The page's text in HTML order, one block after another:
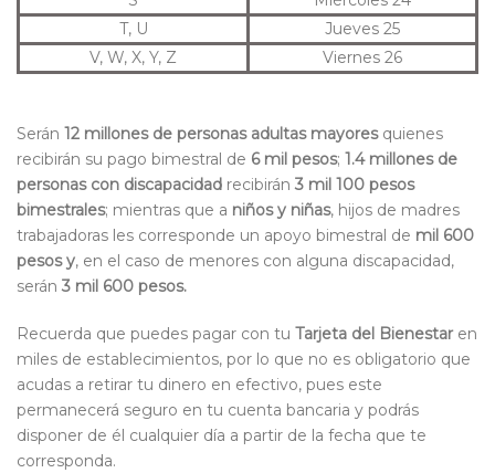
T, U
Jueves 25
V, W, X, Y, Z
Viernes 26
Serán 12 millones de personas adultas mayoresquienes
recibirán su pago bimestral de 6 mil pesos; 1.4 millones de
personas con discapacidad recibirán 3 mil 100 pesos
bimestrales; mientras que a niños y niñas, hijos de madres
trabajadoras les corresponde un apoyo bimestral de mil 600
pesos y, en el caso de menores con alguna discapacidad,
serán 3 mil 600 pesos.
Recuerda que puedes pagar con tu Tarjeta del Bienestaren
miles de establecimientos, por lo que no es obligatorio que
acudas a retirar tu dinero en efectivo, pues este
permanecerá seguro en tu cuenta bancaria y podrás
disponer de él cualquier día a partir de la fecha que te
corresponda.